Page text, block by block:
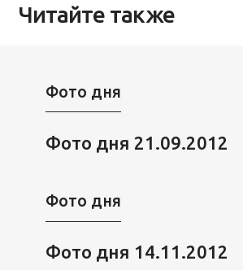
Читайте также
Фото дня
Фото дня 21.09.2012
Фото дня
Фото дня 14.11.2012